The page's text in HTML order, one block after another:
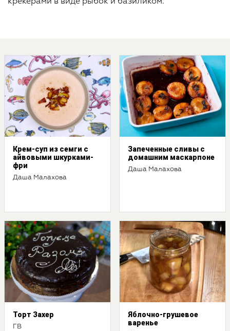
Крем-суп из семги с
айвовыми шкурками-
фри
Даша Малахова
Запеченные сливы с
домашним маскарпоне
Даша Малахова
Торт Захер
ГВ
Яблочно-грушевое
варенье